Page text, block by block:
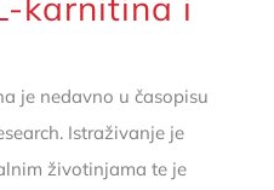
je nedavno u časopisu
Istraživanje je
životinjama te je